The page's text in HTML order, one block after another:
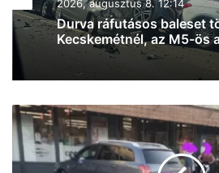
2026, augusztus 8. 12:14
Durva ráfutásos baleset
Kecskemétnél, az M5-ös
Reggel
6:27-
kor
már